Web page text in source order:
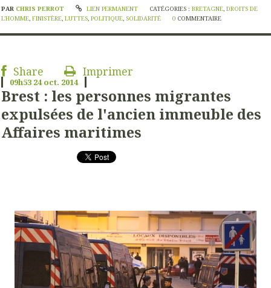
PAR CHRIS PERROT LIEN PERMANENT CATÉGORIES :BRETAGNE ,DROITS DE
L'HOMME FINISTÈRE LUTTES POLITIQUE SOLIDARITÉ 0 COMMENTAIRE
Share Imprimer
09h53 24 oct. 2014
Brest : les personnes migrantes
expulsées de l'ancien immeuble des
Affaires maritimes